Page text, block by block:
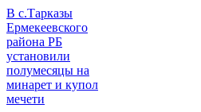
В с.Тарказы
Ермекеевского
района РБ
установили
полумесяцы на
минарет и купол
мечети